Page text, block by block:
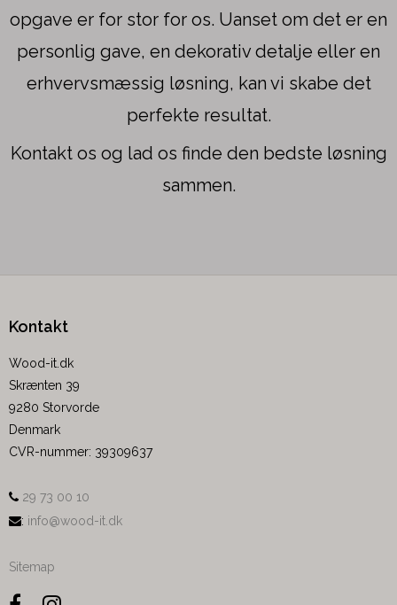
opgave er for stor for os. Uanset om det er en
personlig gave, en dekorativ detalje eller en
erhvervsmæssig løsning, kan vi skabe det
perfekte resultat.
Kontakt os og lad os finde den bedste løsning
sammen.
Kontakt
Wood-it.dk
Skrænten 39
9280 Storvorde
Denmark
CVR-nummer: 39309637
29 73 00 10
: info@wood-it.dk
Sitemap